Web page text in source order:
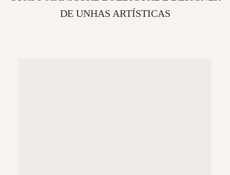
DE UNHAS ARTÍSTICAS